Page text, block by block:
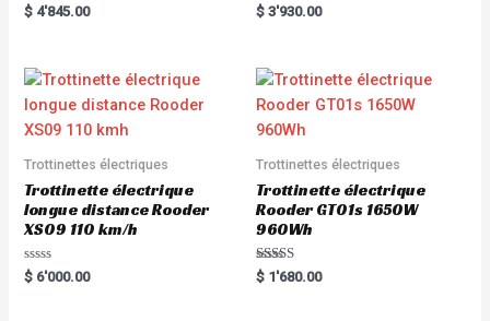
Rated
5.00
$ 4'845.00
Rated
5.00
$ 3'930.00
Trottinettes électriques
Trottinette électrique
longue distance Rooder
XS09 110 km/h
R
a
$ 6'000.00
Trottinettes électriques
Trottinette électrique
Rooder GT01s 1650W
960Wh
Rated
5.00
$ 1'680.00